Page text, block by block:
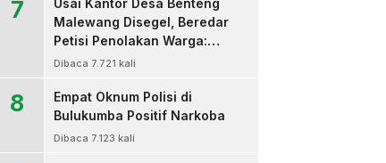
7
Usai Kantor Desa Benteng
Malewang Disegel, Beredar
Petisi Penolakan Warga:
Sekretaris Hingga BPD Turut
Dibaca 7.721 kali
8
Empat Oknum Polisi di
Bulukumba Positif Narkoba
Dibaca 7.123 kali